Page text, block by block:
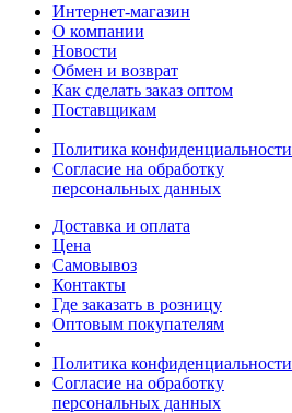
Интернет-магазин
О компании
Новости
Обмен и возврат
Как сделать заказ оптом
Поставщикам
Политика конфиденциальности
Согласие на обработку
персональных данных
Доставка и оплата
Цена
Самовывоз
Контакты
Где заказать в розницу
Оптовым покупателям
Политика конфиденциальности
Согласие на обработку
персональных данных